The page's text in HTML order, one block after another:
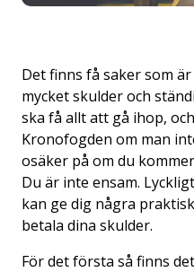
Det finns få saker som
mycket skulder och
ska få allt att gå ihop,
Kronofogden om man
osäker på om du
Du är inte ensam.
kan ge dig några
betala dina skulder.
För det första så finns